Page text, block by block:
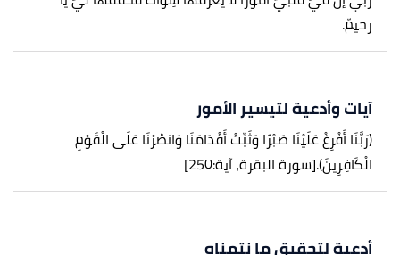
رحيمّ.
آيات وأدعية لتيسير الأمور
(رَبَّنَا أَفْرِغْ عَلَيْنَا صَبْرًا وَثَبِّتْ أَقْدَامَنَا وَانصُرْنَا عَلَى الْقَوْمِ
الْكَافِرِينَ).[سورة البقرة، آية:250]
أدعية لتحقيق ما نتمناه